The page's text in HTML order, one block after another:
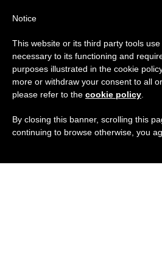
Notice
This website or its third party tools
necessary to its functioning and
purposes illustrated in the cookie
more or withdraw your consent to all
please refer to the cookie policy
By closing this banner, scrolling this
continuing to browse otherwise, you